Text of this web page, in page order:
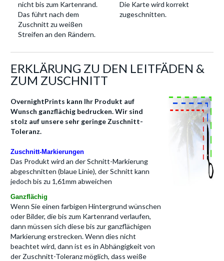
nicht bis zum Kartenrand.
Das führt nach dem
Zuschnitt zu weißen
Streifen an den Rändern.
Die Karte wird korrekt
zugeschnitten.
ERKLÄRUNG ZU DEN LEITFÄDEN &
ZUM ZUSCHNITT
OvernightPrints kann Ihr Produkt auf
Wunsch ganzflächig bedrucken. Wir sind
stolz auf unsere sehr geringe Zuschnitt-
Toleranz.
Zuschnitt-Markierungen
Das Produkt wird an der Schnitt-Markierung
abgeschnitten (blaue Linie), der Schnitt kann
jedoch bis zu 1,61mm abweichen
Ganzflächig
Wenn Sie einen farbigen Hintergrund wünschen
oder Bilder, die bis zum Kartenrand verlaufen,
dann müssen sich diese bis zur ganzflächigen
Markierung erstrecken. Wenn dies nicht
beachtet wird, dann ist es in Abhängigkeit von
der Zuschnitt-Toleranz möglich, dass weiße